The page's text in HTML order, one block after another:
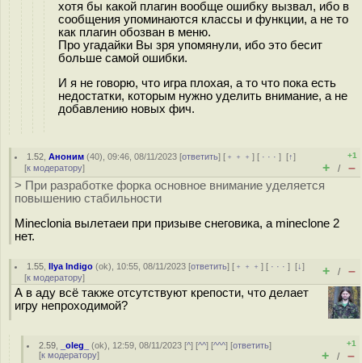
хотя бы какой плагин вообще ошибку вызвал, ибо в
сообщения упоминаются классы и функции, а не то
как плагин обозван в меню.
Про угадайки Вы зря упомянули, ибо это бесит
больше самой ошибки.
И я не говорю, что игра плохая, а то что пока есть
недостатки, которым нужно уделить внимание, а не
добавлению новых фич.
1.52 ,Аноним (40), 09:46, 08/11/2023 [ответить] [ ﹢﹢﹢] [ · · ·][↑]
[к модератору]
+1
+ / –
> При разработке форка основное внимание уделяется
повышению стабильности
Mineclonia вылетаеи при призыве снеговика, а mineclone 2
нет.
1.55 ,Ilya Indigo (ok), 10:55, 08/11/2023 [ответить] [ ﹢﹢﹢] [ · · ·][↓]
[к модератору] + / –
А в аду всё также отсутствуют крепости, что делает
игру непроходимой?
2.59 _oleg_ (ok), 12:59, 08/11/2023 [^] [^^] [^^^] [ответить]
[к модератору]
+1
+ / –